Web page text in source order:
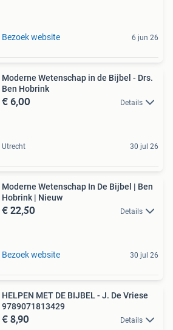
Bezoek website 6 jun 26
Moderne Wetenschap in de Bijbel - Drs.
Ben Hobrink
€ 6,00 Details
Utrecht 30 jul 26
Moderne Wetenschap In De Bijbel | Ben
Hobrink | Nieuw
€ 22,50 Details
Bezoek website 30 jul 26
HELPEN MET DE BIJBEL - J. De Vriese
9789071813429
€ 8,90 Details